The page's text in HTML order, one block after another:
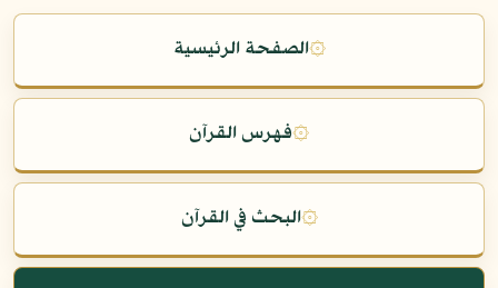
۞الصفحة الرئيسية
۞فهرس القرآن
۞البحث في القرآن